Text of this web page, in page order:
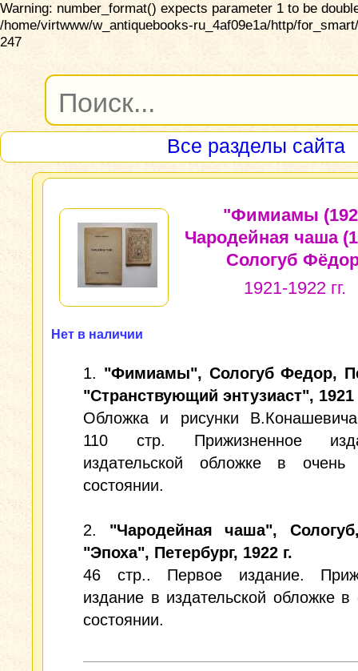
Warning: number_format() expects parameter 1 to be
/home/virtwww/w_antiquebooks-ru_4af09e1a/http/
247
Все разделы сайта
"Фимиамы
Чародейная чаша
Сологуб
1921-1922 гг.
Нет в наличии
1. "Фимиамы", Сологуб Федор,
"Странствующий энтузиаст", 1921
Обложка и рисунки
110 стр. Прижизненное
издательской обложке в очень
состоянии.
2. "Чародейная чаша",
"Эпоха", Петербург, 1922 г.
46 стр.. Первое издание.
издание в издательской обложке в
состоянии.